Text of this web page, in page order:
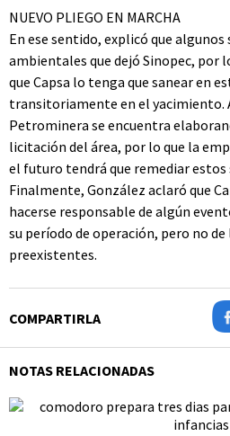
NUEVO PLIEGO EN MARCHA
En ese sentido, explicó que
ambientales que dejó Sinopec, por
que Capsa lo tenga que sanear en
transitoriamente en el yacimiento.
Petrominera se encuentra
licitación del área, por lo que la
el futuro tendrá que remediar estos
Finalmente, González aclaró que
hacerse responsable de algún
su período de operación, pero no
preexistentes.
COMPARTIRLA
NOTAS RELACIONADAS